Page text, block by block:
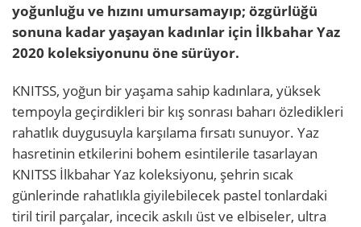
yoğunluğu ve hızını umursamayıp; özgürlüğü
sonuna kadar yaşayan kadınlar için İlkbahar Yaz
2020 koleksiyonunu öne sürüyor.
KNITSS, yoğun bir yaşama sahip kadınlara, yüksek
tempoyla geçirdikleri bir kış sonrası baharı özledikleri
rahatlık duygusuyla karşılama fırsatı sunuyor. Yaz
hasretinin etkilerini bohem esintilerile tasarlayan
KNITSS İlkbahar Yaz koleksiyonu, şehrin sıcak
günlerinde rahatlıkla giyilebilecek pastel tonlardaki
tiril tiril parçalar, incecik askılı üst ve elbiseler, ultra